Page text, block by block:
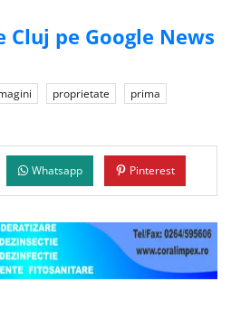
pe Google News
proprietate prima
Whatsapp Pinterest